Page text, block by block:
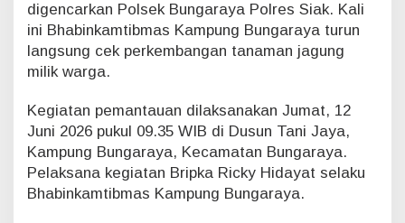
k
J
a
M
a
n
i
digencarkan Polsek Bungaraya Polres Siak. Kali
ini Bhabinkamtibmas Kampung Bungaraya turun
langsung cek perkembangan tanaman jagung
milik warga.
Kegiatan pemantauan dilaksanakan Jumat, 12
Juni 2026 pukul 09.35 WIB di Dusun Tani Jaya,
Kampung Bungaraya, Kecamatan Bungaraya.
Pelaksana kegiatan Bripka Ricky Hidayat selaku
Bhabinkamtibmas Kampung Bungaraya.